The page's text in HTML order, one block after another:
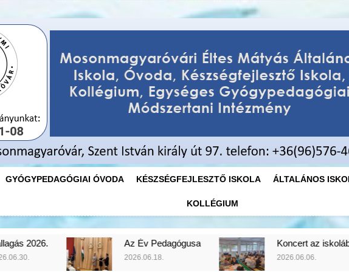
Éltes
Mosonmagyaróvári Éltes
GYÓGYPEDAGÓGIAI ÓVODA KÉSZSÉGFEJLESZTŐ ISKOLA ÁLTALÁNOS
KOLLÉGIUM
Az Év Pedagógusa
2026.06.18.
Koncert az iskolában
2026.06.06.